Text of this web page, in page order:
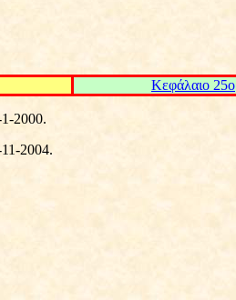
Kεφάλαιο 25ο
2000.
2004.